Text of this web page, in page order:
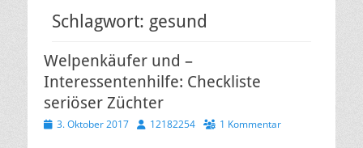
Schlagwort: gesund
Welpenkäufer und –
Interessentenhilfe: Checkliste
seriöser Züchter
Veröffentlicht
3. Oktober 2017 Autor12182254 1 Kommentar